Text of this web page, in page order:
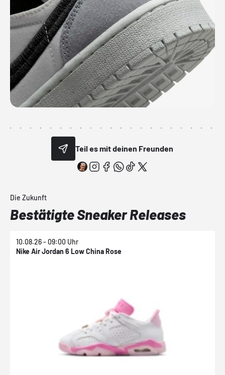
Teil es mit deinen Freunden
Die Zukunft
Bestätigte Sneaker Releases
10.08.26 - 09:00 Uhr
Nike Air Jordan 6 Low China Rose